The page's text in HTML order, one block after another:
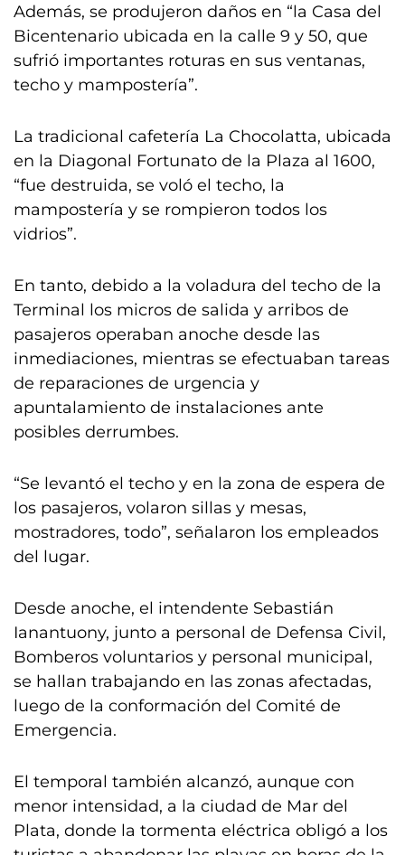
Además, se produjeron daños en “la Casa del
Bicentenario ubicada en la calle 9 y 50, que
sufrió importantes roturas en sus ventanas,
techo y mampostería”.
La tradicional cafetería La Chocolatta, ubicada
en la Diagonal Fortunato de la Plaza al 1600,
“fue destruida, se voló el techo, la
mampostería y se rompieron todos los
vidrios”.
En tanto, debido a la voladura del techo de la
Terminal los micros de salida y arribos de
pasajeros operaban anoche desde las
inmediaciones, mientras se efectuaban tareas
de reparaciones de urgencia y
apuntalamiento de instalaciones ante
posibles derrumbes.
“Se levantó el techo y en la zona de espera de
los pasajeros, volaron sillas y mesas,
mostradores, todo”, señalaron los empleados
del lugar.
Desde anoche, el intendente Sebastián
Ianantuony, junto a personal de Defensa Civil,
Bomberos voluntarios y personal municipal,
se hallan trabajando en las zonas afectadas,
luego de la conformación del Comité de
Emergencia.
El temporal también alcanzó, aunque con
menor intensidad, a la ciudad de Mar del
Plata, donde la tormenta eléctrica obligó a los